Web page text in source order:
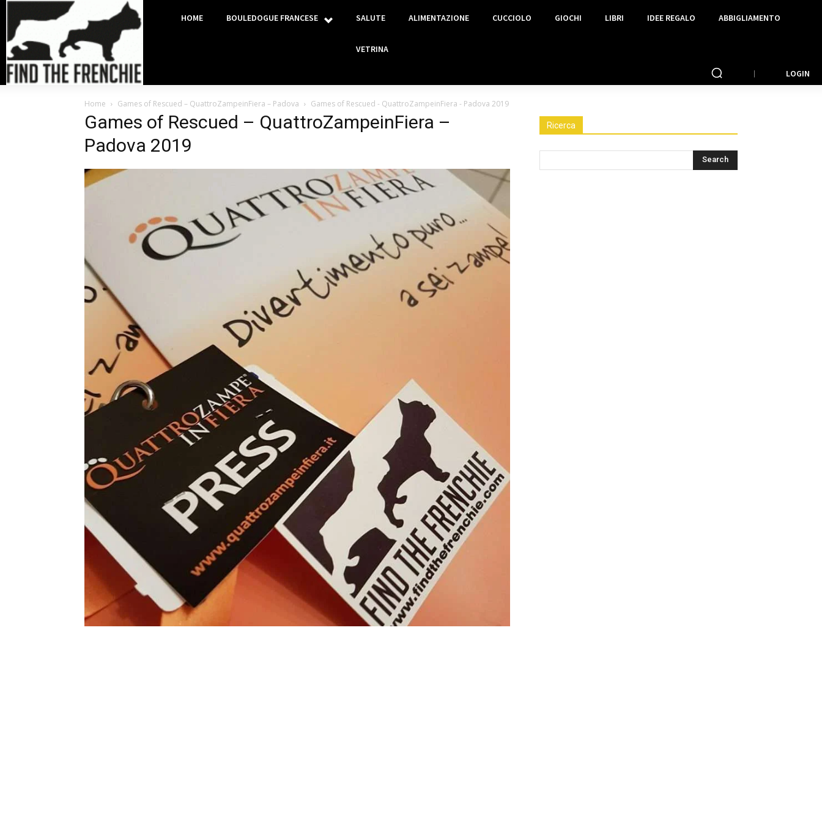
HOME BOULEDOGUE FRANCESE SALUTE ALIMENTAZIONE CUCCIOLO GIOCHI LIBRI IDEE REGALO ABBIGLIAMENTO
VETRINA
LOGIN
Home Games of Rescued – QuattroZampeinFiera – Padova Games of Rescued - QuattroZampeinFiera - Padova 2019
Games of Rescued – QuattroZampeinFiera –
Padova 2019
Ricerca